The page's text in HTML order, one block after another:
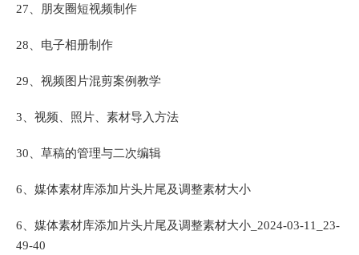
27、朋友圈短视频制作
28、电子相册制作
29、视频图片混剪案例教学
3、视频、照片、素材导入方法
30、草稿的管理与二次编辑
6、媒体素材库添加片头片尾及调整素材大小
6、媒体素材库添加片头片尾及调整素材大小_2024-03-11_23-
49-40